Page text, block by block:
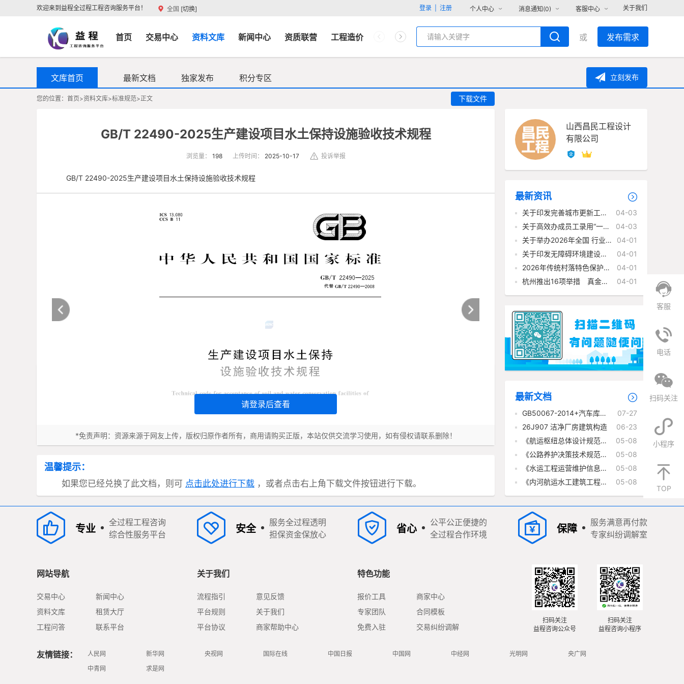
欢迎来到益程全过程工程咨询服务平台！ 全国 [切换] 登录 注册 个人中心 消息通知(0) 客服中心 关于我们
首页 交易中心 资料文库 新闻中心 资质联营 工程造价 工程问答 客服中心 或 发布需求
文库首页 最新文档 独家发布 积分专区 立刻发布
您的位置： 首页>资料文库>标准规范>正文 下载文件
GB/T 22490-2025生产建设项目水土保持设施验收技术规程
浏览量： 198 上传时间： 2025-10-17 投诉举报
GB/T 22490-2025生产建设项目水土保持设施验收技术规程
请登录后查看
*免责声明：资源来源于网友上传，版权归原作者所有，商用请购买正版，本站仅供交流学习使用，如有侵权请联系删除！
温馨提示：
如果您已经兑换了此文档，则可 点击此处进行下载 ，或者点击右上角下载文件按钮进行下载。
山西昌民工程设计
有限公司
最新资讯
关于印发完善城市更新工程
经验做法清单的通知
04-03
关于高效办成员工录用“一件
04-03
关于举办2026年全国 行业
住房城乡建设行业职业 技能大
04-01
关于印发无障碍环境建设可
的通知
04-01
2026年传统村落特色保护区
04-01
杭州推出16项举措 真金白
04-01
最新文档
GB50067-2014+汽车库、
07-27
26J907 洁净厂房建筑构造
06-23
《航运枢纽总体设计规范》
05-08
《公路养护决策技术规范》
05-08
《水运工程运营维护信息模
2026)
05-08
《内河航运水工建筑工程定
局部修订（整治建筑物护岸工
05-08
专业
全过程工程咨询
综合性服务平台
安全
服务全过程透明
担保资金保放心
省心
公平公正便捷的
全过程合作环境
保障
服务满意再付款
专家纠纷调解室
网站导航
交易中心
新闻中心
资料文库
租赁大厅
工程问答
联系平台
关于我们
流程指引
意见反馈
平台规则
关于我们
平台协议
商家帮助中心
特色功能
报价工具
商家中心
专家团队
合同模板
免费入驻
交易纠纷调解
扫码关注
益程咨询公众号
扫码关注
益程咨询小程序
友情链接： 人民网 新华网 央视网 国际在线 中国日报 中国网 中经网 光明网
央广网
中青网
求是网
客服
电话
扫码关注
小程序
TOP